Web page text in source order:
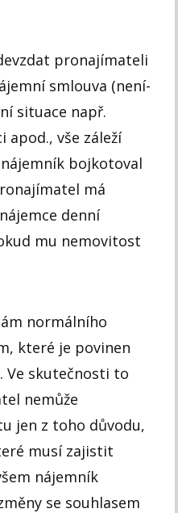
pronajímateli
smlouva (není-
situace např.
apod., vše záleží
bojkotoval
má
denní
mu nemovitost
normálního
které je povinen
skutečnosti to
nemůže
jen z toho důvodu,
musí zajistit
nájemník
se souhlasem